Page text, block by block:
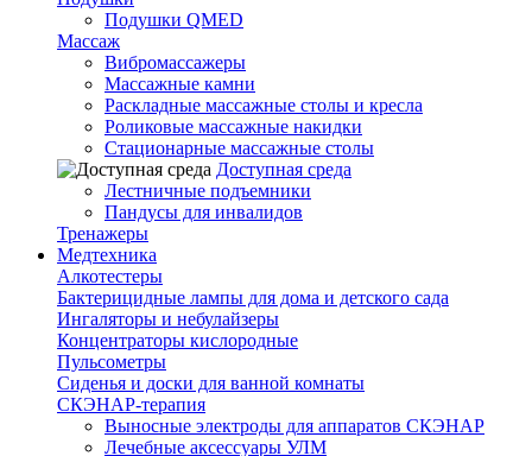
Подушки QMED
Массаж
Вибромассажеры
Массажные камни
Раскладные массажные столы и кресла
Роликовые массажные накидки
Стационарные массажные столы
Доступная среда
Лестничные подъемники
Пандусы для инвалидов
Тренажеры
Mедтехника
Алкотестеры
Бактерицидные лампы для дома и детского сада
Ингаляторы и небулайзеры
Концентраторы кислородные
Пульсометры
Сиденья и доски для ванной комнаты
СКЭНАР-терапия
Выносные электроды для аппаратов СКЭНАР
Лечебные аксессуары УЛМ